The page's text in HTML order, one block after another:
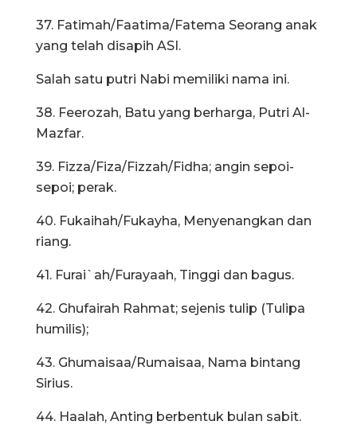
37. Fatimah/Faatima/Fatema Seorang anak
yang telah disapih ASI.
Salah satu putri Nabi memiliki nama ini.
38. Feerozah, Batu yang berharga, Putri Al-
Mazfar.
39. Fizza/Fiza/Fizzah/Fidha; angin sepoi-
sepoi; perak.
40. Fukaihah/Fukayha, Menyenangkan dan
riang.
41. Furai`ah/Furayaah, Tinggi dan bagus.
42. Ghufairah Rahmat; sejenis tulip (Tulipa
humilis);
43. Ghumaisaa/Rumaisaa, Nama bintang
Sirius.
44. Haalah, Anting berbentuk bulan sabit.